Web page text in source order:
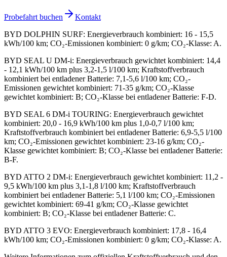
Probefahrt buchen
Kontakt
BYD DOLPHIN SURF: Energieverbrauch kombiniert: 16 - 15,5
kWh/100 km; CO₂-Emissionen kombiniert: 0 g/km; CO₂-Klasse: A.
BYD SEAL U DM-i: Energieverbrauch gewichtet kombiniert: 14,4
- 12,1 kWh/100 km plus 3,2-1,5 l/100 km; Kraftstoffverbrauch
kombiniert bei entladener Batterie: 7,1-5,6 l/100 km; CO₂-
Emissionen gewichtet kombiniert: 71-35 g/km; CO₂-Klasse
gewichtet kombiniert: B; CO₂-Klasse bei entladener Batterie: F-D.
BYD SEAL 6 DM-i TOURING: Energieverbrauch gewichtet
kombiniert: 20,0 - 16,9 kWh/100 km plus 1,0-0,7 l/100 km;
Kraftstoffverbrauch kombiniert bei entladener Batterie: 6,9-5,5 l/100
km; CO₂-Emissionen gewichtet kombiniert: 23-16 g/km; CO₂-
Klasse gewichtet kombiniert: B; CO₂-Klasse bei entladener Batterie:
B-F.
BYD ATTO 2 DM-i: Energieverbrauch gewichtet kombiniert: 11,2 -
9,5 kWh/100 km plus 3,1-1,8 l/100 km; Kraftstoffverbrauch
kombiniert bei entladener Batterie: 5,1 l/100 km; CO₂-Emissionen
gewichtet kombiniert: 69-41 g/km; CO₂-Klasse gewichtet
kombiniert: B; CO₂-Klasse bei entladener Batterie: C.
BYD ATTO 3 EVO: Energieverbrauch kombiniert: 17,8 - 16,4
kWh/100 km; CO₂-Emissionen kombiniert: 0 g/km; CO₂-Klasse: A.